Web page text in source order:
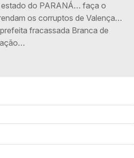
do PARANÁ… faça o
os corruptos de Valença…
fracassada Branca de